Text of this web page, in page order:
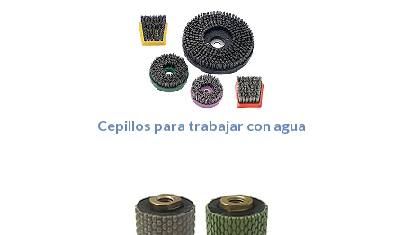
Cepillos para trabajar con agua